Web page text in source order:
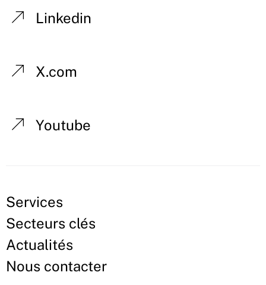
Linkedin
X.com
Youtube
Services
Secteurs clés
Actualités
Nous contacter